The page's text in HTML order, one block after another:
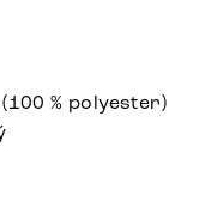
% polyester)